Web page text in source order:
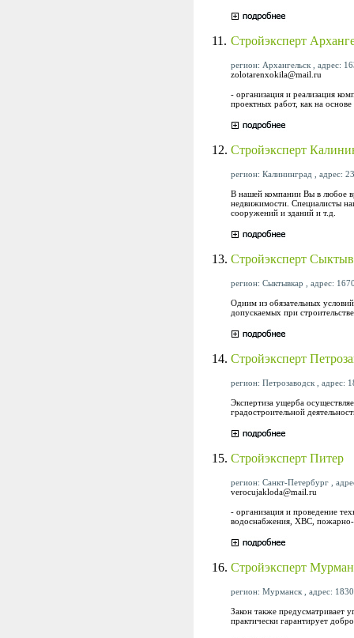
11. Стройэксперт
регион: Архангельск , адрес:
zolotarenxokila@mail.ru
- организация и реализация
проектных работ, как на
12. Стройэксперт
регион: Калининград , адрес:
В нашей компании Вы в любое
недвижимости. Специалисты
сооружений и зданий и т.д.
13. Стройэксперт
регион: Сыктывкар , адрес:
Одним из обязательных
допускаемых при
14. Стройэксперт
регион: Петрозаводск , адрес:
Экспертиза ущерба
градостроительной
15. Стройэксперт Питер
регион: Санкт-Петербург ,
verocujakloda@mail.ru
- организация и проведение
водоснабжения, ХВС, пожарно-
16. Стройэксперт
регион: Мурманск , адрес:
Закон также предусматривает
практически гарантирует